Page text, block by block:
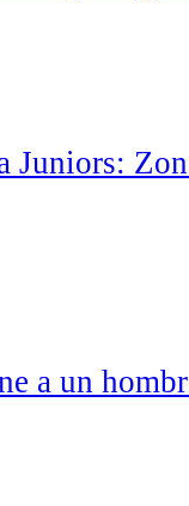
Juniors:
a un